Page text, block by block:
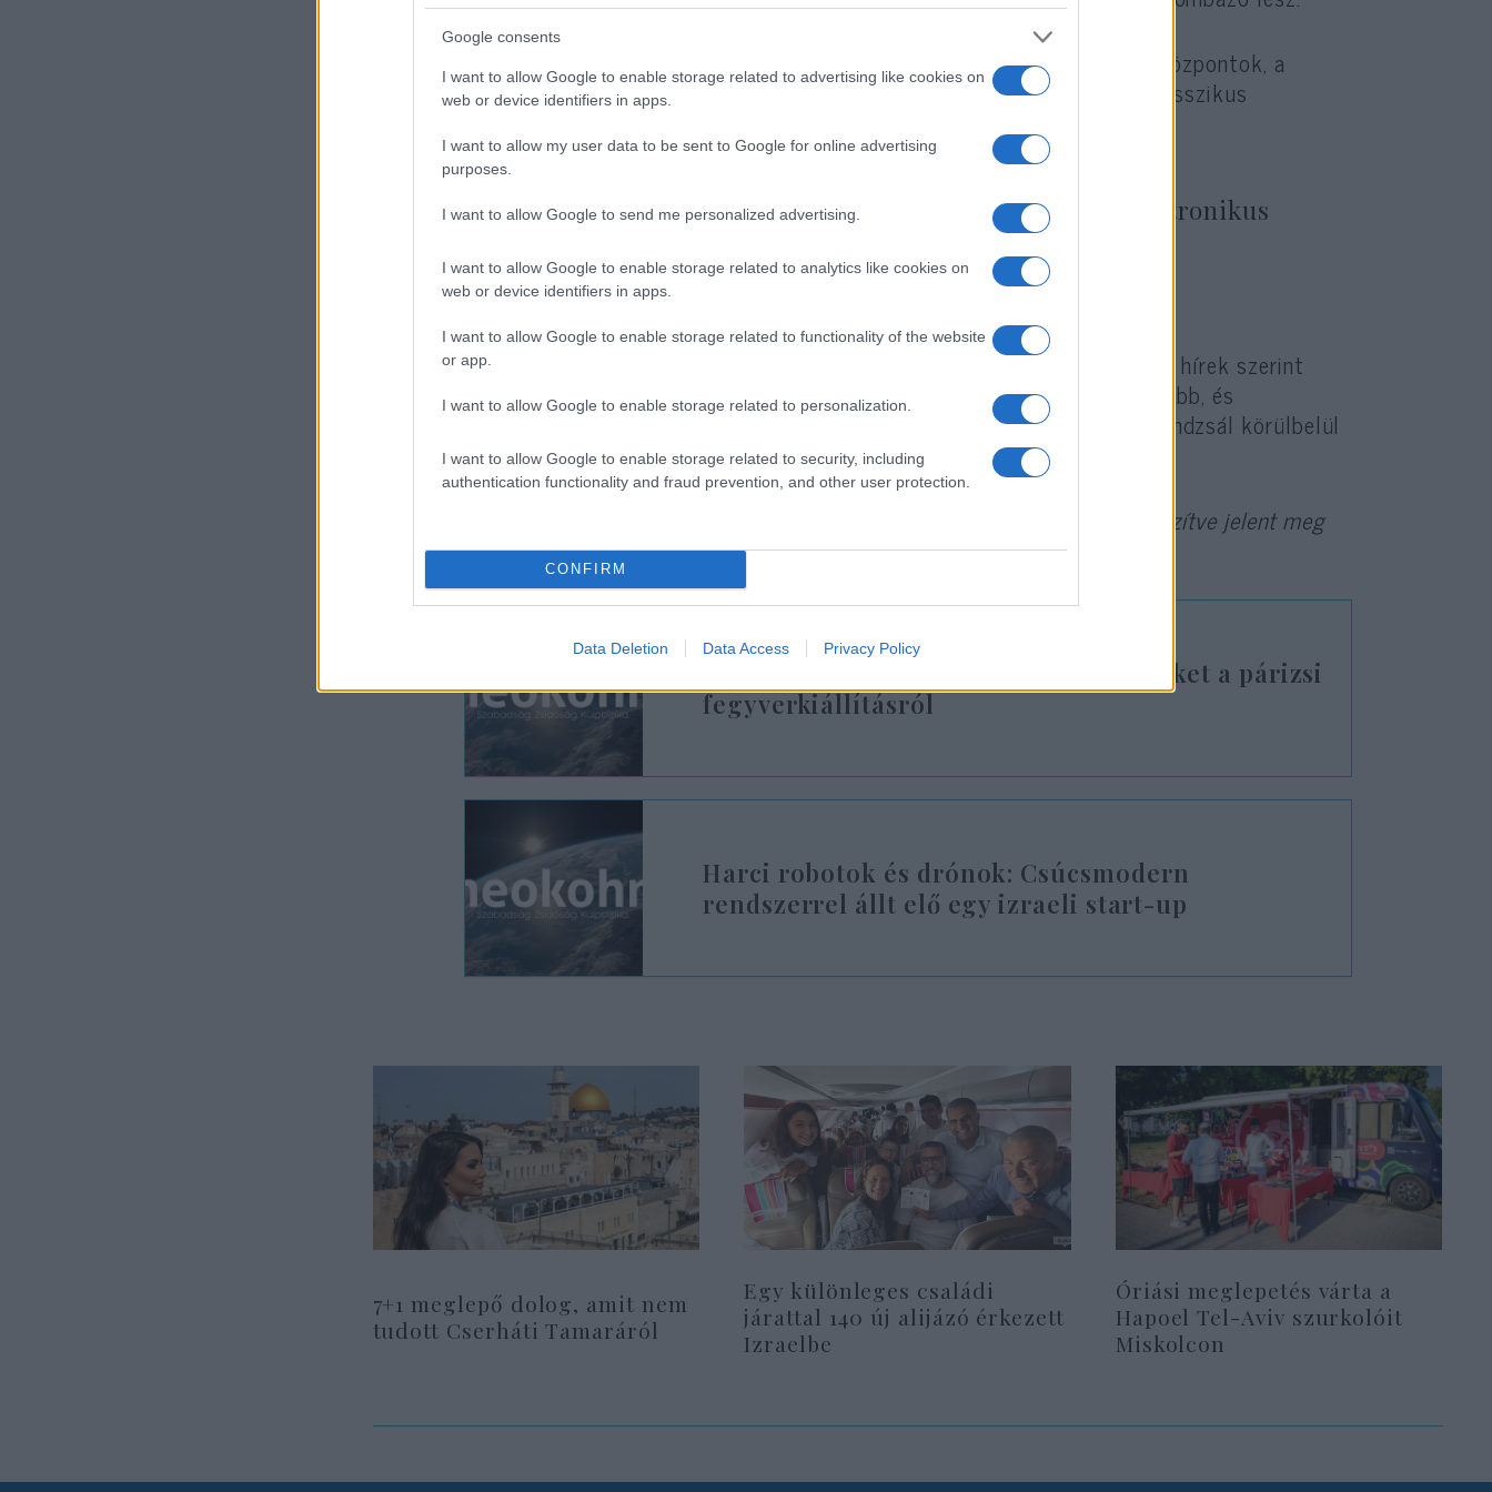
Google consents
I want to allow Google to enable storage related to advertising like cookies on
web or device identifiers in apps.
I want to allow my user data to be sent to Google for online advertising
purposes.
I want to allow Google to send me personalized advertising.
I want to allow Google to enable storage related to analytics like cookies on
web or device identifiers in apps.
I want to allow Google to enable storage related to functionality of the website
or app.
I want to allow Google to enable storage related to personalization.
I want to allow Google to enable storage related to security, including
authentication functionality and fraud prevention, and other user protection.
CONFIRM
Data Deletion Data Access Privacy Policy
Az olyan nagy fontosságú és jól védett célpontok, mint a parancsnoki központok, a
légierő bázisok, a kritikus infrastruktúra és a haditengerészeti hajók klasszikus
célpontok egy ilyen rakéta számára.
A rakéta navigációsrendszere rendkívül ellenálló az elektronikus
zavarással szemben, és kialakítása miatt nagyon nehéz a
légvédelemnek elfogni.
Az IAI nem közölte a rakéta árát, de a nagyobb, földről indítható LORA a hírek szerint
körülbelül egymillió dollárba kerül. A kisebb légi változat állítólag olcsóbb, és
ballisztikus rakéták árához képest nagyon olcsónak számít (az orosz Kindzsál körülbelül
tízszer ennyibe kerül).
Ezt a cikket szerkesztőségünk a sábát beállta előtt készítette és előre időzítve jelent meg
az oldalon.
Macron döntött: Kitiltották az izraelieket a párizsi
fegyverkiállításról
Harci robotok és drónok: Csúcsmodern
rendszerrel állt elő egy izraeli start-up
7+1 meglepő dolog, amit nem
tudott Cserháti Tamaráról
Egy különleges családi
járattal 140 új alijázó érkezett
Izraelbe
Óriási meglepetés várta a
Hapoel Tel-Aviv szurkolóit
Miskolcon